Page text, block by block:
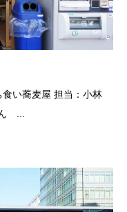
い蕎麦屋 担当：小林
...